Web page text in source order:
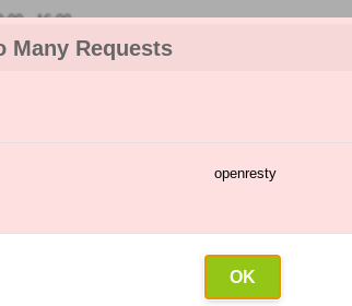
Many Requests
openresty
OK
- 16:00
Nawóz do drzew iglastych z guanem